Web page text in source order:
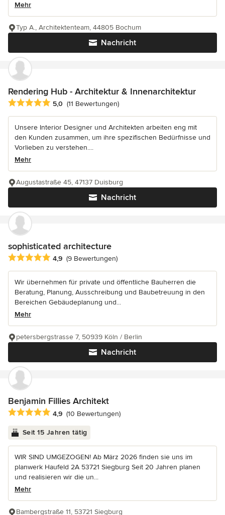
Mehr
Nachricht
Typ A., Architektenteam, 44805 Bochum
Rendering Hub - Architektur & Innenarchitektur
Durchschnittliche Bewertung: 5 von 5 Sternen
5,0 (11 Bewertungen)
Unsere Interior Designer und Architekten arbeiten eng mit
den Kunden zusammen, um ihre spezifischen Bedürfnisse und
Vorlieben zu verstehen....
Mehr
Nachricht
Augustastraße 45, 47137 Duisburg
sophisticated architecture
Durchschnittliche Bewertung: 4.9 von 5 Sternen
4,9 (9 Bewertungen)
Wir übernehmen für private und öffentliche Bauherren die
Beratung, Planung, Ausschreibung und Baubetreuung in den
Bereichen Gebäudeplanung und...
Mehr
Nachricht
petersbergstrasse 7, 50939 Köln / Berlin
Benjamin Fillies Architekt
Durchschnittliche Bewertung: 4.9 von 5 Sternen
4,9 (10 Bewertungen)
Seit 15 Jahren tätig
WIR SIND UMGEZOGEN! Ab März 2026 finden sie uns im
planwerk Haufeld 2A 53721 Siegburg Seit 20 Jahren planen
und realisieren wir die un...
Mehr
Bambergstraße 11, 53721 Siegburg